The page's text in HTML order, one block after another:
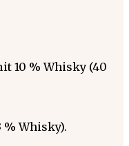
10 % Whisky (40
% Whisky).